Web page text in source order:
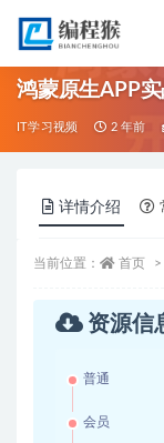
鸿蒙原生APP
IT学习视频 2 年前
详情介绍
当前位置： 首页
资源信
普通
会员